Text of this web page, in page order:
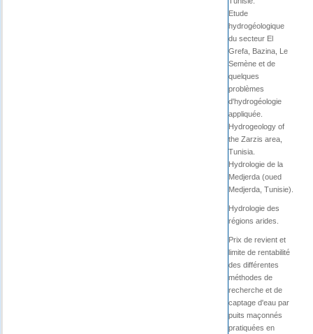
Etude
hydrogéologique
du secteur El
Grefa, Bazina, Le
Semène et de
quelques
problèmes
d'hydrogéologie
appliquée.
Hydrogeology of
the Zarzis area,
Tunisia.
Hydrologie de la
Medjerda (oued
Medjerda, Tunisie).
Hydrologie des
régions arides.
Prix de revient et
limite de rentabilité
des différentes
méthodes de
recherche et de
captage d'eau par
puits maçonnés
pratiquées en